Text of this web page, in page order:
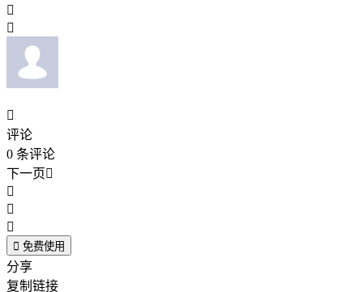



评论
0 条评论
下一页



 免费使用
分享
复制链接